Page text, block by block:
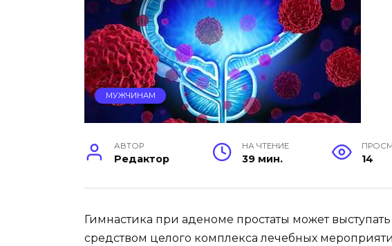
МУЖЧИНАМ
АВТОР
Редактор
НА ЧТЕНИЕ
39 мин. 14
Гимнастика при аденоме простаты может
средством целого комплекса лечебных